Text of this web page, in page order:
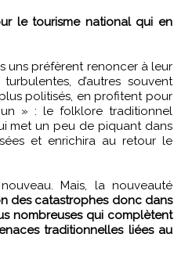
le tourisme national qui en
uns préfèrent renoncer à leur
d’autres souvent
politisés, en profitent pour
» : le folklore traditionnel
met un peu de piquant dans
et enrichira au retour le
Mais, la nouveauté
des catastrophes donc dans
nombreuses qui complètent
traditionnelles liées au